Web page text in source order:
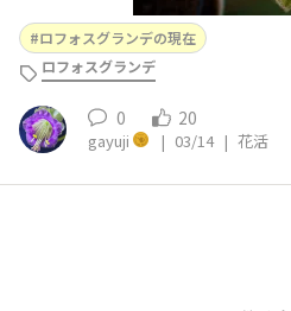
ロフォスグランデの現在
ロフォスグランデ
0 20
gayuji | 03/14 | 花活